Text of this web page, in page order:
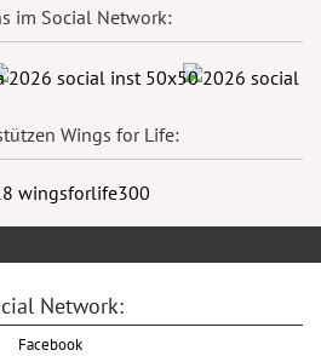
im Social Network:
Wings for Life:
Network:
Facebook